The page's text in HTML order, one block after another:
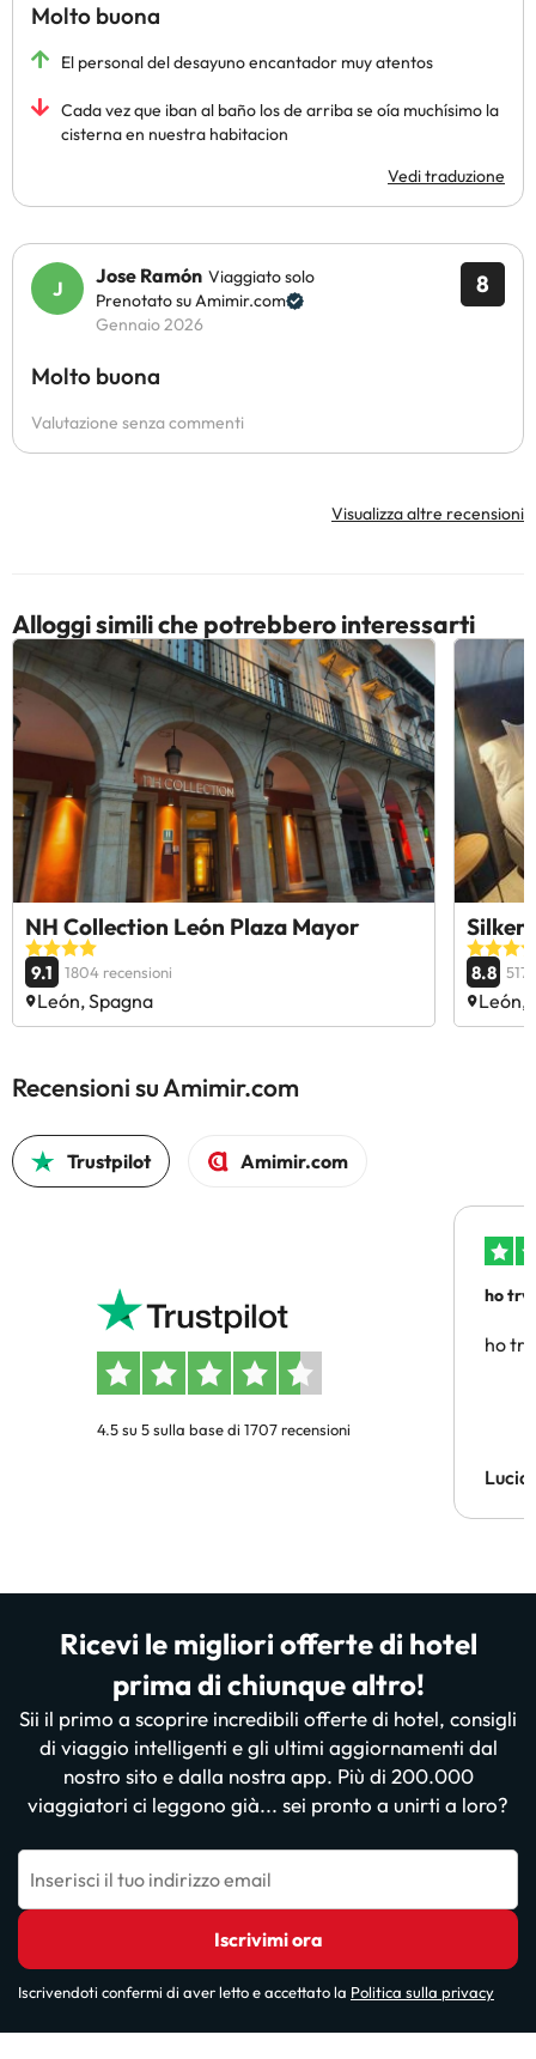
Molto buona
El personal del desayuno encantador muy atentos
Cada vez que iban al baño los de arriba se oía muchísimo la
cisterna en nuestra habitacion
Vedi traduzione
8
Jose Ramón Viaggiato solo
Prenotato su Amimir.com
Gennaio 2026
Molto buona
Valutazione senza commenti
Visualizza altre recensioni
Alloggi simili che potrebbero interessarti
NH Collection León Plaza Mayor
9.1 1804 recensioni
León, Spagna
Silken
8.8
León,
Recensioni su Amimir.com
Trustpilot Amimir.com
4.5 su 5 sulla base di 1707 recensioni
ho
ho
Lucia
Ricevi le migliori offerte di hotel
prima di chiunque altro!
Sii il primo a scoprire incredibili offerte di hotel, consigli
di viaggio intelligenti e gli ultimi aggiornamenti dal
nostro sito e dalla nostra app. Più di 200.000
viaggiatori ci leggono già... sei pronto a unirti a loro?
Inserisci il tuo indirizzo email
Iscrivimi ora
Iscrivendoti confermi di aver letto e accettato la Politica sulla privacy